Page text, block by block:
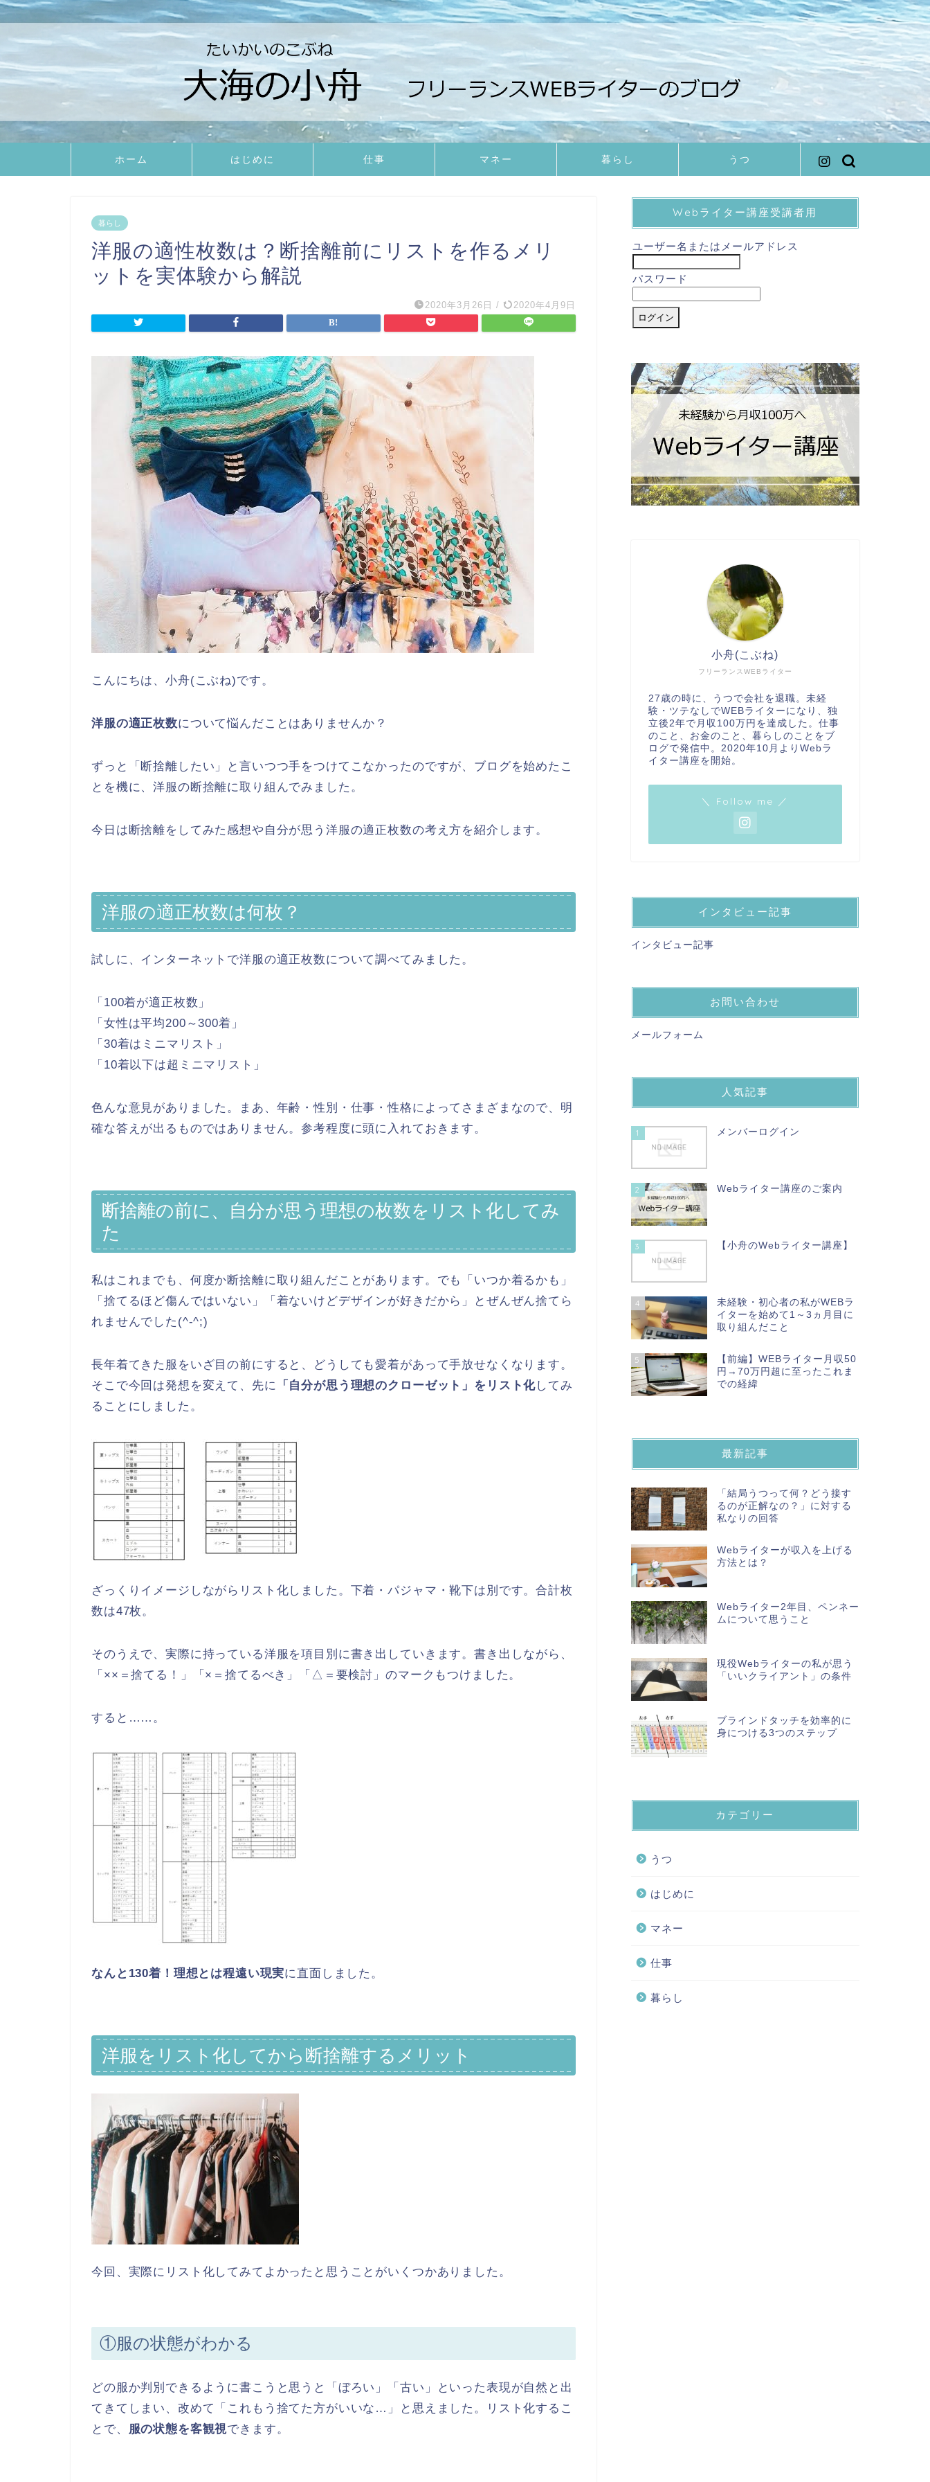
ホーム はじめに 仕事 マネー 暮らし うつ
暮らし
洋服の適性枚数は？断捨離前にリストを作るメリ
ットを実体験から解説
2020年3月26日 / 2020年4月9日
こんにちは、小舟(こぶね)です。
洋服の適正枚数について悩んだことはありませんか？
ずっと「断捨離したい」と言いつつ手をつけてこなかったのですが、ブログを始めたこ
とを機に、洋服の断捨離に取り組んでみました。
今日は断捨離をしてみた感想や自分が思う洋服の適正枚数の考え方を紹介します。
洋服の適正枚数は何枚？
試しに、インターネットで洋服の適正枚数について調べてみました。
「100着が適正枚数」
「女性は平均200～300着」
「30着はミニマリスト」
「10着以下は超ミニマリスト」
色んな意見がありました。まあ、年齢・性別・仕事・性格によってさまざまなので、明
確な答えが出るものではありません。参考程度に頭に入れておきます。
断捨離の前に、自分が思う理想の枚数をリスト化してみ
た
私はこれまでも、何度か断捨離に取り組んだことがあります。でも「いつか着るかも」
「捨てるほど傷んではいない」「着ないけどデザインが好きだから」とぜんぜん捨てら
れませんでした(^-^;)
長年着てきた服をいざ目の前にすると、どうしても愛着があって手放せなくなります。
そこで今回は発想を変えて、先に 「自分が思う理想のクローゼット」をリスト化してみ
ることにしました。
ざっくりイメージしながらリスト化しました。下着・パジャマ・靴下は別です。合計枚
数は47枚。
そのうえで、実際に持っている洋服を項目別に書き出していきます。書き出しながら、
「××＝捨てる！」「×＝捨てるべき」「△＝要検討」のマークもつけました。
すると……。
なんと130着！理想とは程遠い現実に直面しました。
洋服をリスト化してから断捨離するメリット
今回、実際にリスト化してみてよかったと思うことがいくつかありました。
①服の状態がわかる
どの服か判別できるように書こうと思うと「ぼろい」「古い」といった表現が自然と出
てきてしまい、改めて「これもう捨てた方がいいな…」と思えました。リスト化するこ
とで、 服の状態を客観視できます。
Webライター講座受講者用
ユーザー名またはメールアドレス
パスワード
フリーランスWEBライター
小舟(こぶね)
27歳の時に、うつで会社を退職。未経
験・ツテなしでWEBライターになり、独
立後2年で月収100万円を達成した。仕事
のこと、お金のこと、暮らしのことをブ
ログで発信中。2020年10月よりWebラ
イター講座を開始。
＼ Follow me ／
インタビュー記事
インタビュー記事
お問い合わせ
メールフォーム
人気記事
1 メンバーログイン
2 Webライター講座のご案内
3 【小舟のWebライター講座】
4
未経験・初心者の私がWEBラ
イターを始めて1～3ヵ月目に
取り組んだこと
5
【前編】WEBライター月収50
円→70万円超に至ったこれま
での経緯
最新記事
「結局うつって何？どう接す
るのが正解なの？」に対する
私なりの回答
Webライターが収入を上げる
方法とは？
Webライター2年目、ペンネー
ムについて思うこと
現役Webライターの私が思う
「いいクライアント」の条件
ブラインドタッチを効率的に
身につける3つのステップ
カテゴリー
うつ
はじめに
マネー
仕事
暮らし